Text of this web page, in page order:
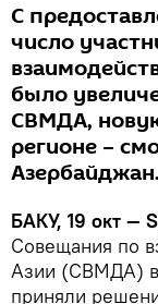
С
число
было
СВМДА,
регионе –
Азербайджан.
БАКУ, 19 окт —
Совещания по
Азии (СВМДА) в
приняли